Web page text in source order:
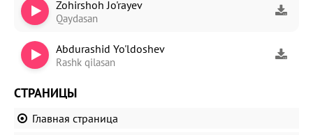
Zohirshoh Jo'rayev
Qaydasan
Abdurashid Yo'ldoshev
Rashk qilasan
СТРАНИЦЫ
Главная страница